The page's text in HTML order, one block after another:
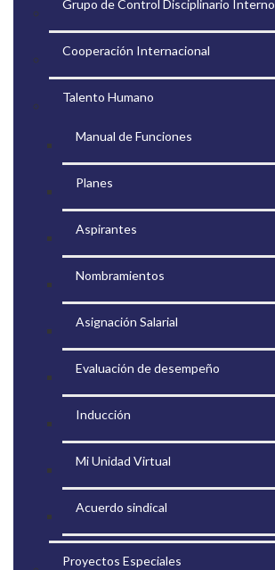
Grupo de Control Disciplinario Interno
Cooperación Internacional
Talento Humano
Manual de Funciones
Planes
Aspirantes
Nombramientos
Asignación Salarial
Evaluación de desempeño
Inducción
Mi Unidad Virtual
Acuerdo sindical
Proyectos Especiales